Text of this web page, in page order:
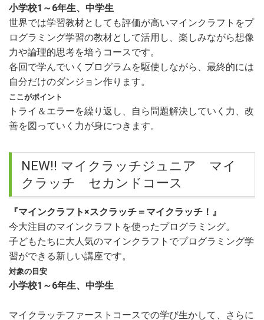
小学校1～6年生、中学生
世界では学習教材としても評価が高いマインクラフトをプ
ログラミング学習の教材として活用し、楽しみながら想像
力や論理的思考を培うコースです。
各回で学んでいくプログラムを駆使しながら、最終的には
自分だけのダンジョン作ります。
ここがポイント
トライ＆エラーを繰り返し、自ら問題解決していく力、改
善を図っていく力が身につきます。
NEW!! マイクラッチジュニア マイ
クラッチ セカンドコース
『マインクラフト×スクラッチ＝マイクラッチ！』
今大注目のマインクラフトを使ったプログラミング。
子どもたちに大人気のマインクラフトでプログラミング学
習ができる新しい講座です。
対象の目安
小学校1～6年生、中学生
マイクラッチファーストコースでの学び生かして、さらに